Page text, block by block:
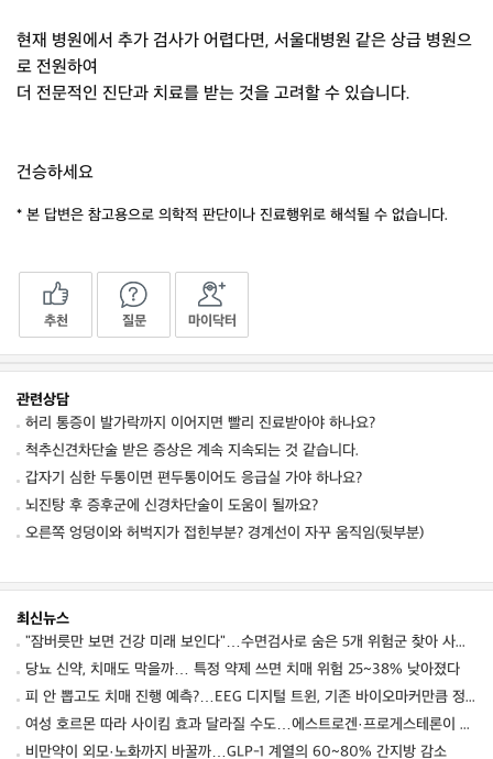
현재 병원에서 추가 검사가 어렵다면, 서울대병원 같은 상급 병원으
로 전원하여
더 전문적인 진단과 치료를 받는 것을 고려할 수 있습니다.
건승하세요
* 본 답변은 참고용으로 의학적 판단이나 진료행위로 해석될 수 없습니다.
추천 질문 마이닥터
관련상담
허리 통증이 발가락까지 이어지면 빨리 진료받아야 하나요?
척추신견차단술 받은 증상은 계속 지속되는 것 같습니다.
갑자기 심한 두통이면 편두통이어도 응급실 가야 하나요?
뇌진탕 후 증후군에 신경차단술이 도움이 될까요?
오른쪽 엉덩이와 허벅지가 접힌부분? 경계선이 자꾸 움직임(뒷부분)
최신뉴스
"잠버릇만 보면 건강 미래 보인다"…수면검사로 숨은 5개 위험군 찾아 사망·심혈관·뇌질환 예측
당뇨 신약, 치매도 막을까… 특정 약제 쓰면 치매 위험 25~38% 낮아졌다
피 안 뽑고도 치매 진행 예측?…EEG 디지털 트윈, 기존 바이오마커만큼 정확했다
여성 호르몬 따라 사이킴 효과 달라질 수도…에스트로겐·프로게스테론이 약효·부작용 변동에 관여할 가능성
비만약이 외모·노화까지 바꿀까…GLP-1 계열의 60~80% 간지방 감소